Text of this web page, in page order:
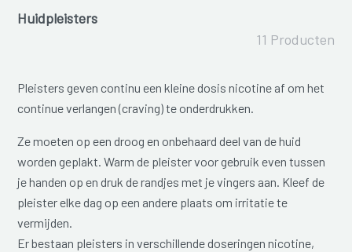
Huidpleisters
11 Producten
Pleisters geven continu een kleine dosis nicotine af om het
continue verlangen (craving) te onderdrukken.
Ze moeten op een droog en onbehaard deel van de huid
worden geplakt. Warm de pleister voor gebruik even tussen
je handen op en druk de randjes met je vingers aan. Kleef de
pleister elke dag op een andere plaats om irritatie te
vermijden.
Er bestaan pleisters in verschillende doseringen nicotine,